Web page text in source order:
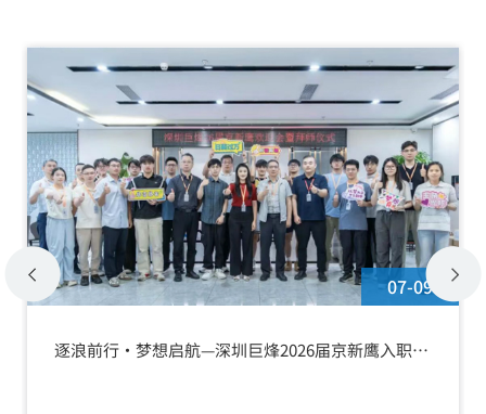
07-09
逐浪前行·梦想启航—深圳巨烽2026届京新鹰入职欢